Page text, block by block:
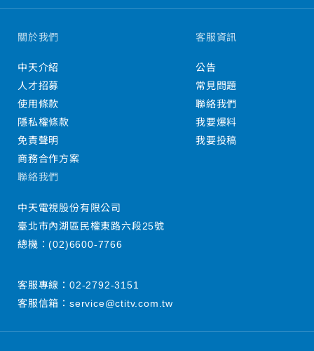
關於我們
中天介紹
人才招募
使用條款
隱私權條款
免責聲明
商務合作方案
客服資訊
公告
常見問題
聯絡我們
我要爆料
我要投稿
聯絡我們
中天電視股份有限公司
臺北市內湖區民權東路六段25號
總機：(02)6600-7766
客服專線： 02-2792-3151
客服信箱： service@ctitv.com.tw